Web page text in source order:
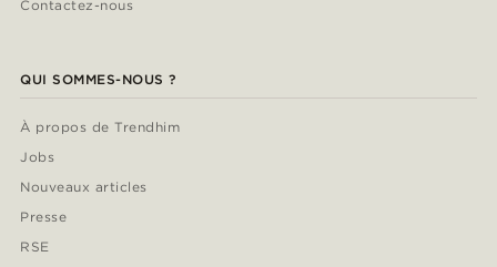
Contactez-nous
QUI SOMMES-NOUS ?
À propos de Trendhim
Jobs
Nouveaux articles
Presse
RSE